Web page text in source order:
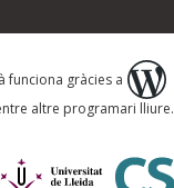
funciona gràcies a
altre programari lliure.